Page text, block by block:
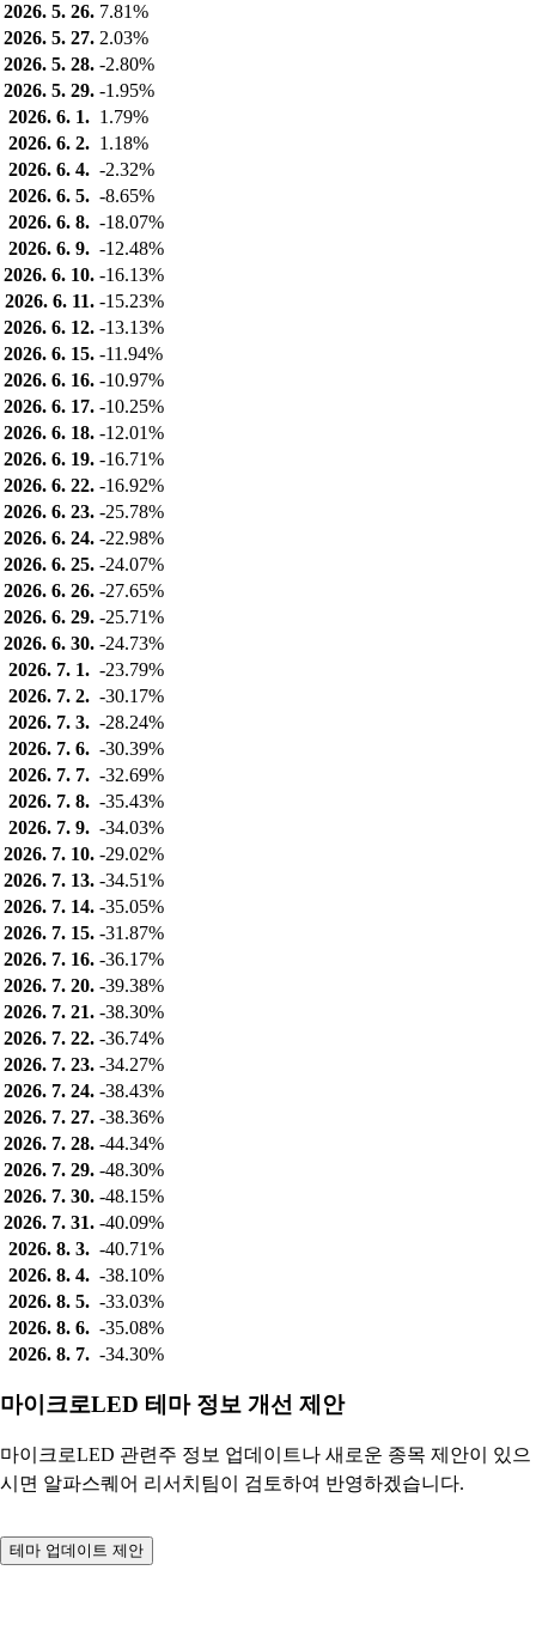
2026. 5. 26. 7.81%
2026. 5. 27. 2.03%
2026. 5. 28. -2.80%
2026. 5. 29. -1.95%
2026. 6. 1. 1.79%
2026. 6. 2. 1.18%
2026. 6. 4. -2.32%
2026. 6. 5. -8.65%
2026. 6. 8. -18.07%
2026. 6. 9. -12.48%
2026. 6. 10. -16.13%
2026. 6. 11. -15.23%
2026. 6. 12. -13.13%
2026. 6. 15. -11.94%
2026. 6. 16. -10.97%
2026. 6. 17. -10.25%
2026. 6. 18. -12.01%
2026. 6. 19. -16.71%
2026. 6. 22. -16.92%
2026. 6. 23. -25.78%
2026. 6. 24. -22.98%
2026. 6. 25. -24.07%
2026. 6. 26. -27.65%
2026. 6. 29. -25.71%
2026. 6. 30. -24.73%
2026. 7. 1. -23.79%
2026. 7. 2. -30.17%
2026. 7. 3. -28.24%
2026. 7. 6. -30.39%
2026. 7. 7. -32.69%
2026. 7. 8. -35.43%
2026. 7. 9. -34.03%
2026. 7. 10. -29.02%
2026. 7. 13. -34.51%
2026. 7. 14. -35.05%
2026. 7. 15. -31.87%
2026. 7. 16. -36.17%
2026. 7. 20. -39.38%
2026. 7. 21. -38.30%
2026. 7. 22. -36.74%
2026. 7. 23. -34.27%
2026. 7. 24. -38.43%
2026. 7. 27. -38.36%
2026. 7. 28. -44.34%
2026. 7. 29. -48.30%
2026. 7. 30. -48.15%
2026. 7. 31. -40.09%
2026. 8. 3. -40.71%
2026. 8. 4. -38.10%
2026. 8. 5. -33.03%
2026. 8. 6. -35.08%
2026. 8. 7. -34.30%
마이크로LED 테마 정보 개선 제안
마이크로LED 관련주 정보 업데이트나 새로운 종목 제안이 있으
시면 알파스퀘어 리서치팀이 검토하여 반영하겠습니다.
테마 업데이트 제안